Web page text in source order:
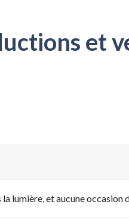
et
lumière, et aucune occasion